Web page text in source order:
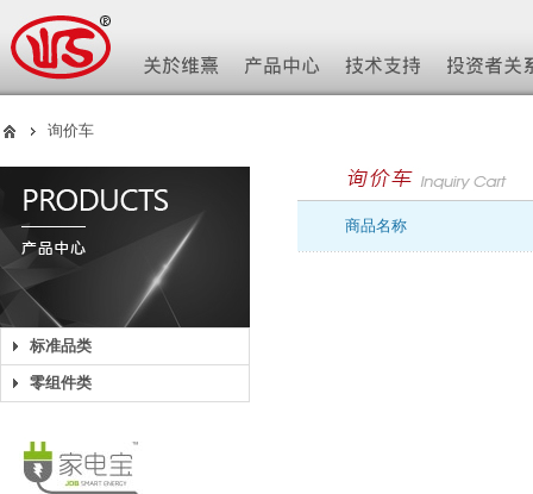
询价车
标准品类
零组件类
商品名称